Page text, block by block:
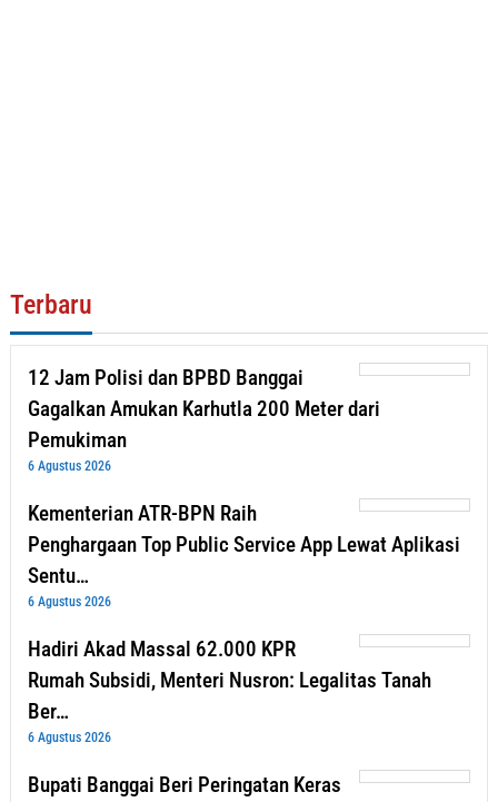
Terbaru
12 Jam Polisi dan BPBD Banggai
Gagalkan Amukan Karhutla 200 Meter dari
Pemukiman
6 Agustus 2026
Kementerian ATR-BPN Raih
Penghargaan Top Public Service App Lewat Aplikasi
Sentu…
6 Agustus 2026
Hadiri Akad Massal 62.000 KPR
Rumah Subsidi, Menteri Nusron: Legalitas Tanah
Ber…
6 Agustus 2026
Bupati Banggai Beri Peringatan Keras